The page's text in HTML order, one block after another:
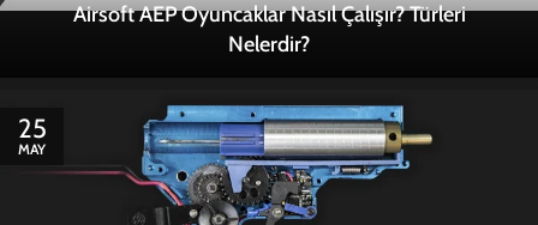
Airsoft AEP Oyuncaklar Nasıl Çalışır? Türleri
Nelerdir?
25
MAY